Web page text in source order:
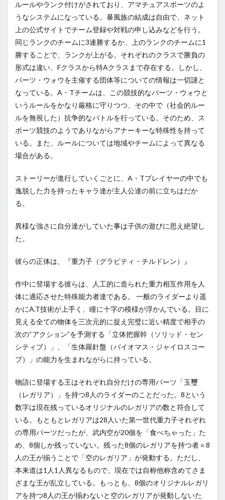
ルールやランク付けがされており、アマチュアスポーツのよ
うなシステムになっている。暴風族の結成は自由で、ネット
上の公式サイトでチーム登録や対戦の申し込みなどを行う。
同じランクのチームに3連勝するか、上のランクのチームに1
勝することで、ランクが上がる。それぞれのクラスで勝負の
形式は違い、Fクラスから特Aクラスまで存在する。しかし、
パーツ・ウォウを主催する団体等についての情報は一切謎と
なっている。A・Tチームは、この競技的なパーツ・ウォウと
いうルールをかなり厳格に守りつつ、その中で（社会的ルー
ルを無視した）抗争的なバトルを行っている。そのため、ス
ポーツ競技のようでありながらアナーキーな特殊性を持って
いる。また、ルールについては地域やチームによって異なる
場合がある。
ストーリーが進行していくごとに、A・Tプレイヤーの中でも
逸脱した力を持ったキャラ達が主人公達の前に立ちはだか
る。
異様な強さに自分達がしていた事は子供の遊びに思え絶望し
た。
彼らの正体は、『重力子（グラビティ・チルドレン）』
作中に登場する彼らは、人工的に造られた重力相互作用を人
体に適応させた特殊能力者達である。 一般のライダーより遥
かにA.T技術が上手く、瞳に十字の模様が浮かんでいる。目に
見える全ての物体を三次元的に捉え完璧に近い精度で相手の
次の“アクション”を予測する「立体把握幹（ソリッド・セン
シティブ）」、「生体羅針盤（バイオマス・ジャイロスコー
プ）」の能力を生まれながらに持っている。
物語に登場する王はそれぞれ自分だけの専用パーツ「玉璽
（レガリア）」を持つ8人のライダーのことだった。8という
数字は現在残っているオリジナルのレガリアの数と符合して
いる。もともとレガリアは28人いた第一世代重力子それぞれ
の専用パーツだったが、武内空が20個を「食べちゃった」た
め、8個しか残っていない。残った8個のレガリアを持つ者＝8
人の王が揃うことで「空のレガリア」が発動する。ただし、
本来道は1人1人異なるもので、現在では自称他称含めてさま
ざまな王が乱立している。もっとも、8個のオリジナルレガリ
アを持つ8人の王が揃わないと空のレガリアが発動しないた